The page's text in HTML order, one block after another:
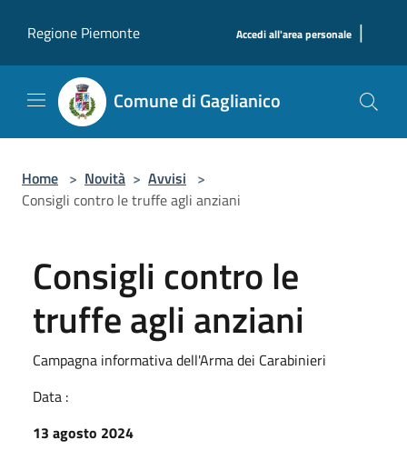
Regione Piemonte
Accedi all'area personale |
Comune di Gaglianico
Home > Novità > Avvisi >
Consigli contro le truffe agli anziani
Consigli contro le
truffe agli anziani
Campagna informativa dell'Arma dei Carabinieri
Data :
13 agosto 2024